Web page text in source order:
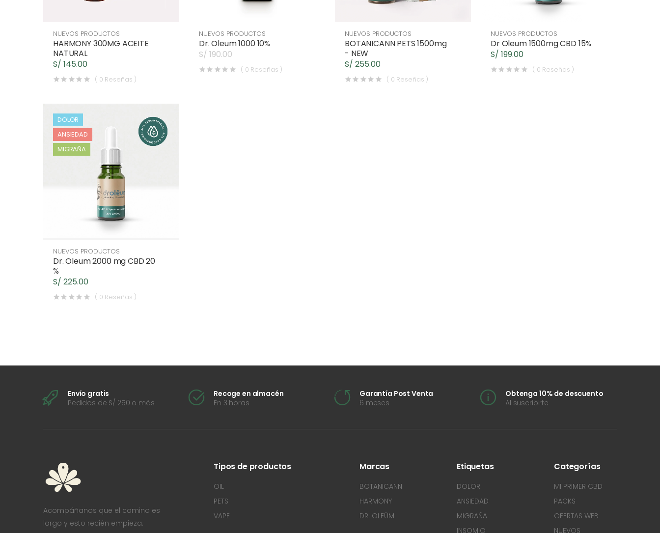
NUEVOS PRODUCTOS
HARMONY 300MG ACEITE
NATURAL
S/ 145.00
( 0 Reseñas )
NUEVOS PRODUCTOS
Dr. Oleum 1000 10%
S/ 190.00
( 0 Reseñas )
NUEVOS PRODUCTOS
BOTANICANN PETS 1500mg
- NEW
S/ 255.00
( 0 Reseñas )
NUEVOS PRODUCTOS
Dr Oleum 1500mg CBD 15%
S/ 199.00
( 0 Reseñas )
DOLOR
ANSIEDAD
MIGRAÑA
NUEVOS PRODUCTOS
Dr. Oleum 2000 mg CBD 20
%
S/ 225.00
( 0 Reseñas )
Envío gratis
Pedidos de S/ 250 o más
Recoge en almacén
En 3 horas
Garantía Post Venta
6 meses
Obtenga 10% de descuento
Al suscribirte
Acompáñanos que el camino es
largo y esto recién empieza.
Tipos de productos
OIL
PETS
VAPE
Marcas
BOTANICANN
HARMONY
DR. OLEÜM
Etiquetas
DOLOR
ANSIEDAD
MIGRAÑA
INSOMIO
Categorías
MI PRIMER CBD
PACKS
OFERTAS WEB
NUEVOS